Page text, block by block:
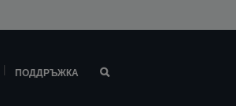
ПОДДРЪЖКА